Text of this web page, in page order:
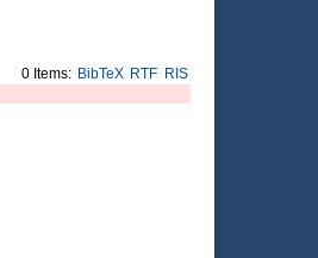
0 Items: BibTeX RTF RIS